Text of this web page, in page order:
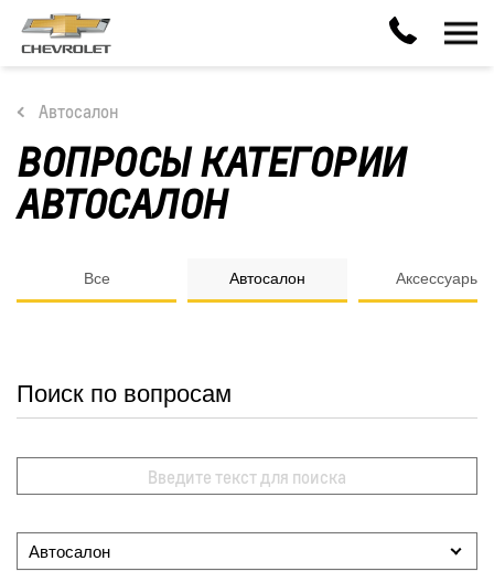
Автосалон
ВОПРОСЫ КАТЕГОРИИ
АВТОСАЛОН
Все Автосалон Аксессуары
Поиск по вопросам
Автосалон